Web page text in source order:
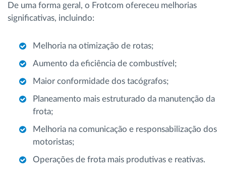
De uma forma geral, o Frotcom ofereceu melhorias
significativas, incluindo:
Melhoria na otimização de rotas;
Aumento da eficiência de combustível;
Maior conformidade dos tacógrafos;
Planeamento mais estruturado da manutenção da
frota;
Melhoria na comunicação e responsabilização dos
motoristas;
Operações de frota mais produtivas e reativas.